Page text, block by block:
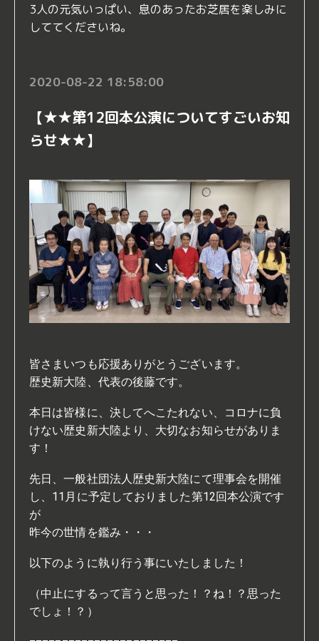
3人の元気いっぱい、息のあったお芝居を楽しみに
しててくださいね。
2020-08-22 18:58:00
【★★第12回本公演についてすごいお知
らせ★★】
皆さまいつも応援ありがとうございます。
歴史新大陸、代表の後藤です。
本日は皆様に、決してへこたれない、コロナに負
けない歴史新大陸より、大切なお知らせがありま
す！
先日、一般社団法人歴史新大陸にて理事会を開催
し、11月に予定しておりました第12回本公演です
が
昨今の世情を鑑み・・・
以下のように執り行う事にいたしました！
（中止にするって言うと思った！？ね！？思った
でしょ！？）